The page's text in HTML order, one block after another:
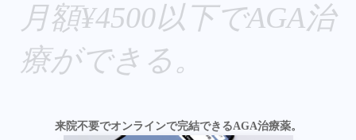
月額¥4500以下でAGA治
療ができる。
来院不要でオンラインで完結できるAGA治療薬。